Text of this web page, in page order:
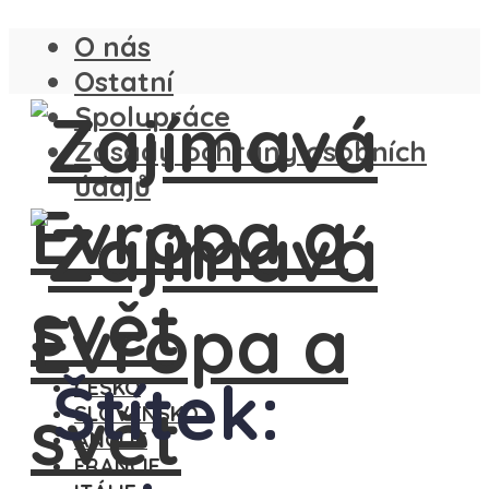
O nás
Ostatní
Spolupráce
Zásady ochrany osobních
údajů
ČESKO
SLOVENSKO
ANGLIE
FRANCIE
Štítek: